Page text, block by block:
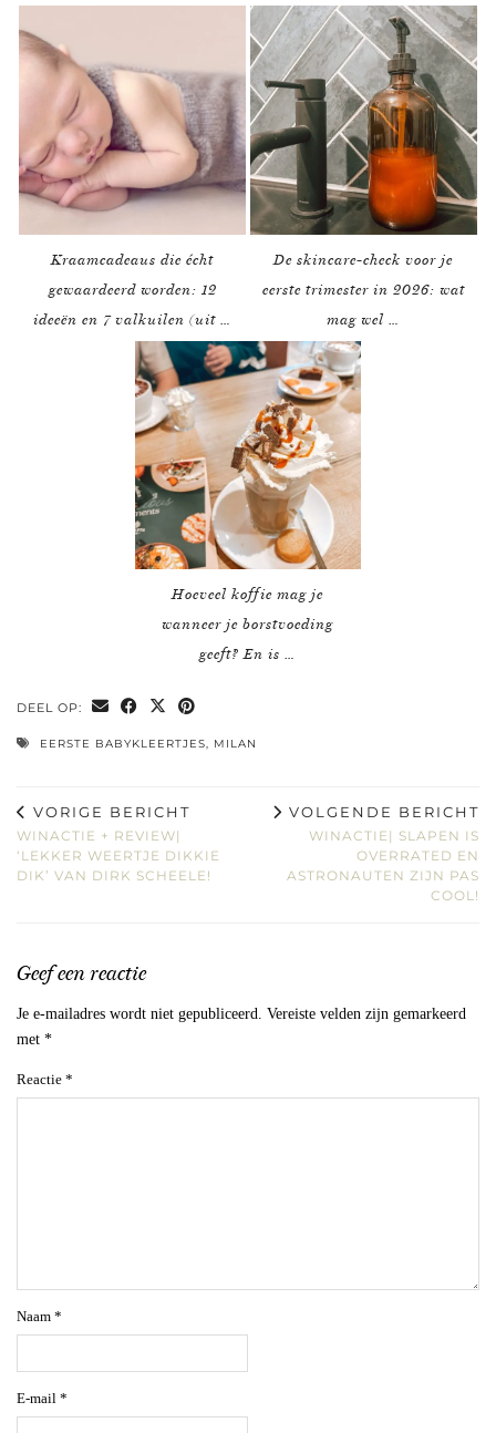
Kraamcadeaus die écht
gewaardeerd worden: 12
ideeën en 7 valkuilen (uit …
De skincare-check voor je
eerste trimester in 2026: wat
mag wel …
Hoeveel koffie mag je
wanneer je borstvoeding
geeft? En is …
DEEL OP:
EERSTE BABYKLEERTJES, MILAN
VORIGE BERICHT
WINACTIE + REVIEW|
‘LEKKER WEERTJE DIKKIE
DIK’ VAN DIRK SCHEELE!
VOLGENDE BERICHT
WINACTIE| SLAPEN IS
OVERRATED EN
ASTRONAUTEN ZIJN PAS
COOL!
Geef een reactie
Je e-mailadres wordt niet gepubliceerd. Vereiste velden zijn gemarkeerd
met *
Reactie *
Naam *
E-mail *